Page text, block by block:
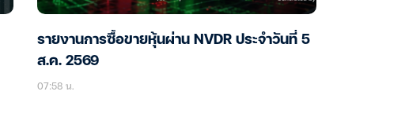
รายงานการซื้อขายหุ้นผ่าน NVDR ประจำวันที่ 5
ส.ค. 2569
07:58 น.